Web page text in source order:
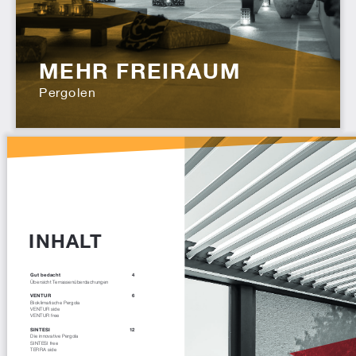
MEHR FREIRAUM
Pergolen
INHALT
Gut bedacht
4
Übersicht Terrassenüberdachungen
VENTUR
6
Bioklimatische Pergola
VENTUR side
VENTUR free
SINTESI
12
Die innovative Pergola
SINTESI free
TERRA side